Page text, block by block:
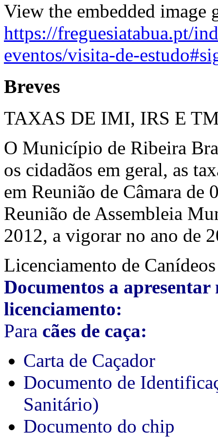
View the embedded image
https://freguesiatabua.pt/
eventos/visita-de-
Breves
TAXAS DE IMI, IRS E
O Município de Ribeira
os cidadãos em geral, as
em Reunião de Câmara de
Reunião de Assembleia
2012, a vigorar no ano de
Licenciamento de Canídeos
Documentos a
licenciamento:
Para cães de caça:
Carta de Caçador
Documento de
Sanitário)
Documento do chip